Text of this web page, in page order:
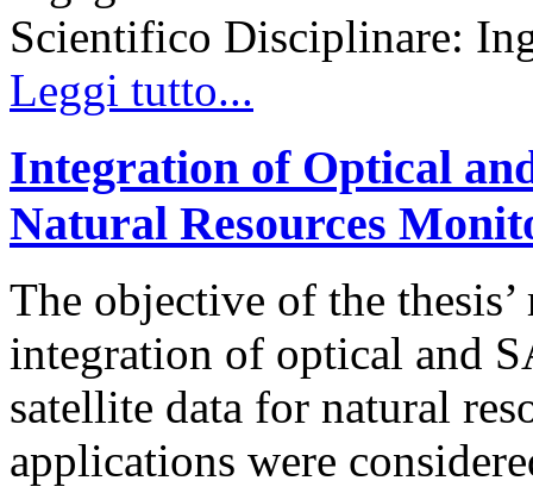
Scientifico Disciplinare:
Leggi tutto...
Integration of Optical
Natural Resources
The objective of the
integration of optical and
satellite data for natural
applications were